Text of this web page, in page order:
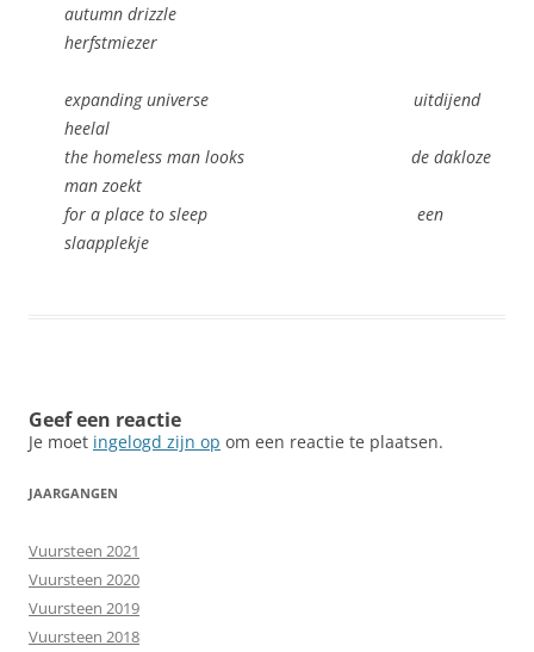
autumn drizzle
herfstmiezer
expanding universe uitdijend
heelal
the homeless man looks de dakloze
man zoekt
for a place to sleep een
slaapplekje
Geef een reactie
Je moet ingelogd zijn op om een reactie te plaatsen.
JAARGANGEN
Vuursteen 2021
Vuursteen 2020
Vuursteen 2019
Vuursteen 2018